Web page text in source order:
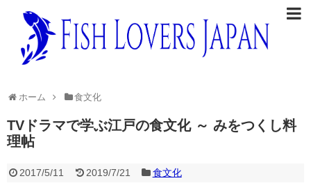
ホーム 食文化
TVドラマで学ぶ江戸の食文化 ～ みをつくし料
理帖
2017/5/11 2019/7/21 食文化